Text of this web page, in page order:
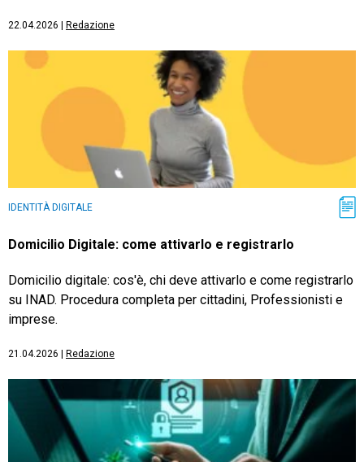
22.04.2026 Redazione
IDENTITÀ DIGITALE
Domicilio Digitale: come attivarlo e registrarlo
Domicilio digitale: cos'è, chi deve attivarlo e come registrarlo
su INAD. Procedura completa per cittadini, Professionisti e
imprese.
21.04.2026 Redazione